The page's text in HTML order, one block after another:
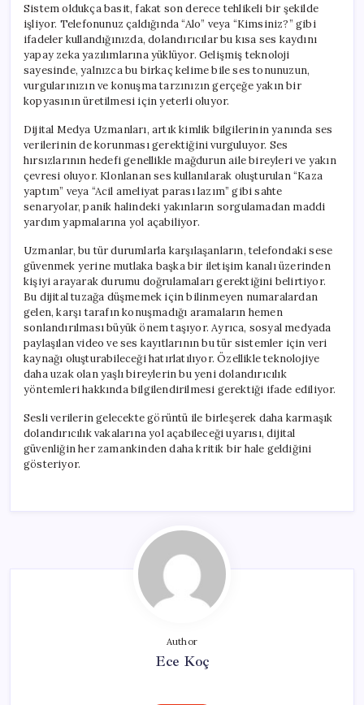
Sistem oldukça basit, fakat son derece tehlikeli bir şekilde
işliyor. Telefonunuz çaldığında “Alo” veya “Kimsiniz?” gibi
ifadeler kullandığınızda, dolandırıcılar bu kısa ses kaydını
yapay zeka yazılımlarına yüklüyor. Gelişmiş teknoloji
sayesinde, yalnızca bu birkaç kelime bile ses tonunuzun,
vurgularınızın ve konuşma tarzınızın gerçeğe yakın bir
kopyasının üretilmesi için yeterli oluyor.
Dijital Medya Uzmanları, artık kimlik bilgilerinin yanında ses
verilerinin de korunması gerektiğini vurguluyor. Ses
hırsızlarının hedefi genellikle mağdurun aile bireyleri ve yakın
çevresi oluyor. Klonlanan ses kullanılarak oluşturulan “Kaza
yaptım” veya “Acil ameliyat parası lazım” gibi sahte
senaryolar, panik halindeki yakınların sorgulamadan maddi
yardım yapmalarına yol açabiliyor.
Uzmanlar, bu tür durumlarla karşılaşanların, telefondaki sese
güvenmek yerine mutlaka başka bir iletişim kanalı üzerinden
kişiyi arayarak durumu doğrulamaları gerektiğini belirtiyor.
Bu dijital tuzağa düşmemek için bilinmeyen numaralardan
gelen, karşı tarafın konuşmadığı aramaların hemen
sonlandırılması büyük önem taşıyor. Ayrıca, sosyal medyada
paylaşılan video ve ses kayıtlarının bu tür sistemler için veri
kaynağı oluşturabileceği hatırlatılıyor. Özellikle teknolojiye
daha uzak olan yaşlı bireylerin bu yeni dolandırıcılık
yöntemleri hakkında bilgilendirilmesi gerektiği ifade ediliyor.
Sesli verilerin gelecekte görüntü ile birleşerek daha karmaşık
dolandırıcılık vakalarına yol açabileceği uyarısı, dijital
güvenliğin her zamankinden daha kritik bir hale geldiğini
gösteriyor.
Author
Ece Koç